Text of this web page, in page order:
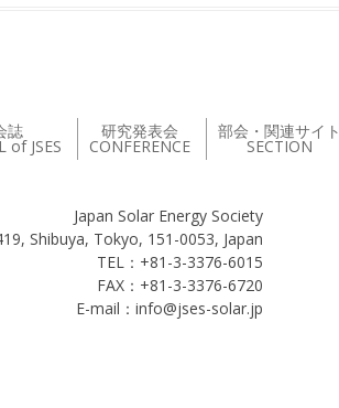
誌
of JSES
研究発表会
CONFERENCE
部会・関連サイト
SECTION
Japan Solar Energy Society
Shibuya, Tokyo, 151-0053, Japan
TEL：+81-3-3376-6015
FAX：+81-3-3376-6720
E-mail：info@jses-solar.jp